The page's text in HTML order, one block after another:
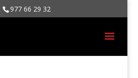
977 66 29 32